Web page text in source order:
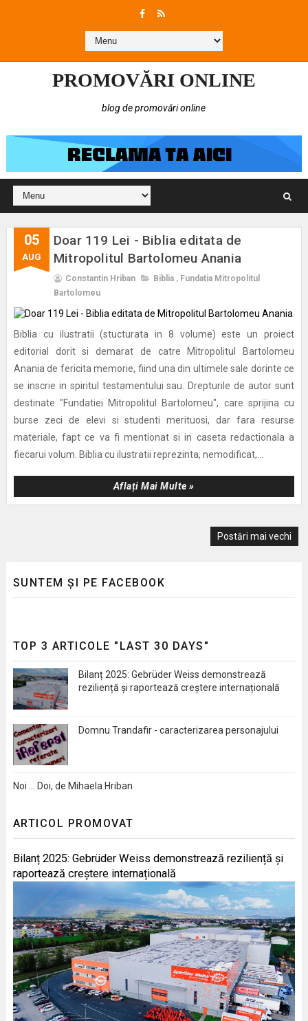
PROMOVĂRI ONLINE
blog de promovări online
05
AUG
Doar 119 Lei - Biblia editata de
Mitropolitul Bartolomeu Anania
Constantin Hriban Biblia , Fundatia Mitropolitul
Bartolomeu
Biblia cu ilustratii (stucturata in 8 volume) este un proiect
editorial dorit si demarat de catre Mitropolitul Bartolomeu
Anania de fericita memorie, fiind una din ultimele sale dorinte ce
se inscrie in spiritul testamentului sau. Drepturile de autor sunt
destinate "Fundatiei Mitropolitul Bartolomeu", care sprijina cu
burse zeci de elevi si studenti merituosi, dar fara resurse
materiale, fapt ce va fi mentionat si in caseta redactionala a
fiecarui volum. Biblia cu ilustratii reprezinta, nemodificat,...
Aflați Mai Multe »
Postări mai vechi
SUNTEM ȘI PE FACEBOOK
TOP 3 ARTICOLE "LAST 30 DAYS"
Bilanț 2025: Gebrüder Weiss demonstrează
reziliență și raportează creștere internațională
Domnu Trandafir - caracterizarea personajului
Noi … Doi, de Mihaela Hriban
ARTICOL PROMOVAT
Bilanț 2025: Gebrüder Weiss demonstrează reziliență și
raportează creștere internațională